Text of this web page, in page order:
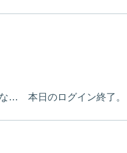
… 本日のログイン終了。